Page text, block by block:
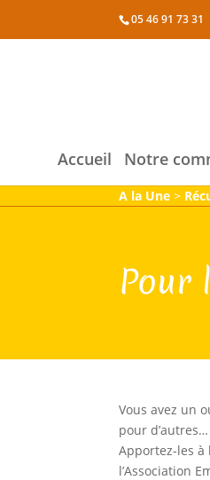
05 46 91 73 31
Accueil Notre
A la Une >
Pour
Vous avez un
pour d’autres…
Apportez-les
l’Association